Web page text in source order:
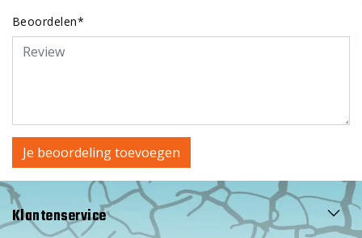
Beoordelen*
Je beoordeling toevoegen
Klantenservice